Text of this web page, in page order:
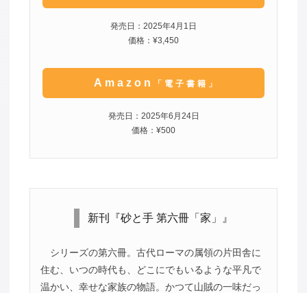
発売日：2025年4月1日
価格：¥3,450
Amazon 「電子書籍」
発売日：2025年6月24日
価格：¥500
新刊『砂と手 第六冊「家」』
シリーズの第六冊。古代ローマの属領の片田舎に
住む、いつの時代も、どこにでもいるような平凡で
温かい、幸せな家族の物語。かつて山賊の一味だっ